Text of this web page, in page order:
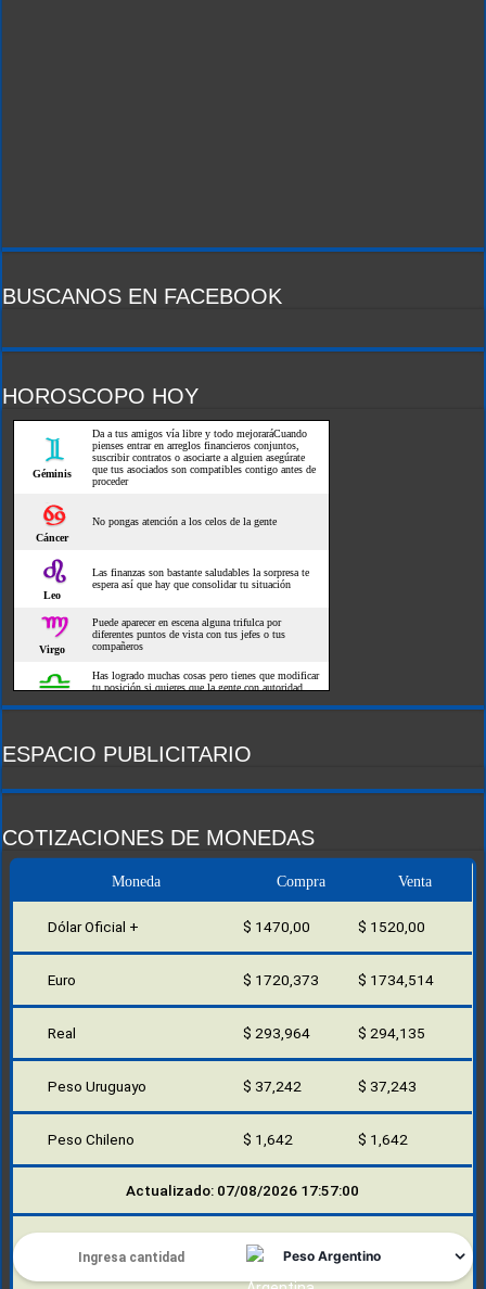
BUSCANOS EN FACEBOOK
HOROSCOPO HOY
ESPACIO PUBLICITARIO
COTIZACIONES DE MONEDAS
Moneda Compra Venta
Dólar Oficial + $ 1470,00 $ 1520,00
Euro $ 1720,373 $ 1734,514
Real $ 293,964 $ 294,135
Peso Uruguayo $ 37,242 $ 37,243
Peso Chileno $ 1,642 $ 1,642
Actualizado: 07/08/2026 17:57:00